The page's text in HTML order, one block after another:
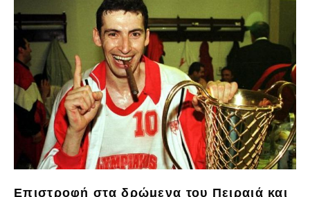
Επιστροφή στα δρώμενα του Πειραιά και